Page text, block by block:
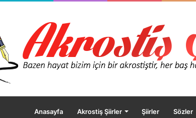
Anasayfa Akrostiş Şiirler Şiirler Sözler